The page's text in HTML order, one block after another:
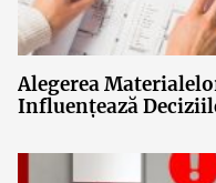
Alegerea
Influențează